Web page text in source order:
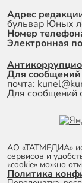
Адрес
бульвар Юных
Номер
Электронная
Для
почта:
Для сообщений
Политика
АО «ТАТМЕДИА»
сервисов и
«cookie» можно